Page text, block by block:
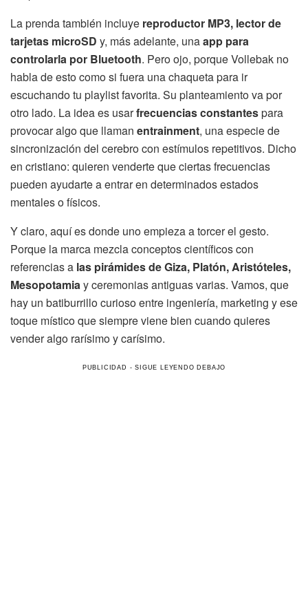
La prenda también incluye reproductor MP3, lector de
tarjetas microSD y, más adelante, unaapp para
controlarla por Bluetooth. Pero ojo, porque Vollebak no
habla de esto como si fuera una chaqueta para ir
escuchando tu playlist favorita. Su planteamiento va por
otro lado. La idea es usarfrecuencias constantespara
provocar algo que llaman entrainment, una especie de
sincronización del cerebro con estímulos repetitivos. Dicho
en cristiano: quieren venderte que ciertas frecuencias
pueden ayudarte a entrar en determinados estados
mentales o físicos.
Y claro, aquí es donde uno empieza a torcer el gesto.
Porque la marca mezcla conceptos científicos con
referencias a las pirámides de Giza, Platón, Aristóteles,
Mesopotamiay ceremonias antiguas varias. Vamos, que
hay un batiburrillo curioso entre ingeniería, marketing y ese
toque místico que siempre viene bien cuando quieres
vender algo rarísimo y carísimo.